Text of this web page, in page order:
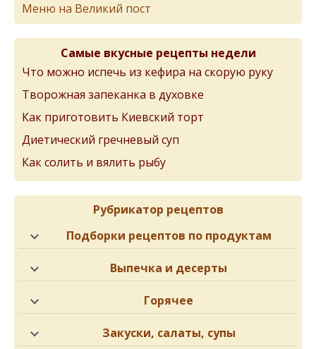
Меню на Великий пост
Самые вкусные рецепты недели
Что можно испечь из кефира на скорую руку
Творожная запеканка в духовке
Как приготовить Киевский торт
Диетический гречневый суп
Как солить и вялить рыбу
Рубрикатор рецептов
Подборки рецептов по продуктам
Выпечка и десерты
Горячее
Закуски, салаты, супы